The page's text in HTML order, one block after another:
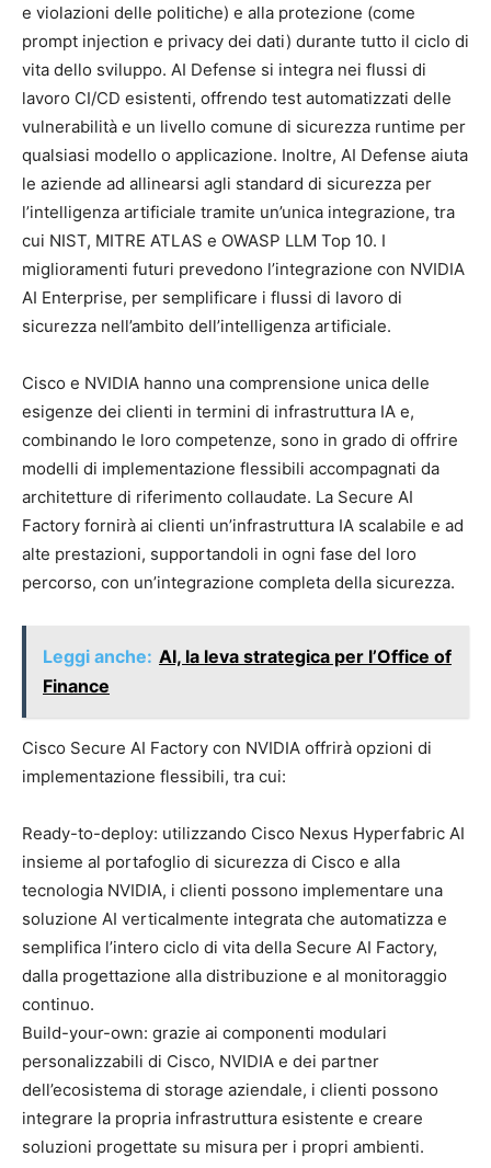
e violazioni delle politiche) e alla protezione (come
prompt injection e privacy dei dati) durante tutto il ciclo di
vita dello sviluppo. AI Defense si integra nei flussi di
lavoro CI/CD esistenti, offrendo test automatizzati delle
vulnerabilità e un livello comune di sicurezza runtime per
qualsiasi modello o applicazione. Inoltre, AI Defense aiuta
le aziende ad allinearsi agli standard di sicurezza per
l’intelligenza artificiale tramite un’unica integrazione, tra
cui NIST, MITRE ATLAS e OWASP LLM Top 10. I
miglioramenti futuri prevedono l’integrazione con NVIDIA
AI Enterprise, per semplificare i flussi di lavoro di
sicurezza nell’ambito dell’intelligenza artificiale.
Cisco e NVIDIA hanno una comprensione unica delle
esigenze dei clienti in termini di infrastruttura IA e,
combinando le loro competenze, sono in grado di offrire
modelli di implementazione flessibili accompagnati da
architetture di riferimento collaudate. La Secure AI
Factory fornirà ai clienti un’infrastruttura IA scalabile e ad
alte prestazioni, supportandoli in ogni fase del loro
percorso, con un’integrazione completa della sicurezza.
Leggi anche: AI, la leva strategica per l’Office of
Finance
Cisco Secure AI Factory con NVIDIA offrirà opzioni di
implementazione flessibili, tra cui:
Ready-to-deploy: utilizzando Cisco Nexus Hyperfabric AI
insieme al portafoglio di sicurezza di Cisco e alla
tecnologia NVIDIA, i clienti possono implementare una
soluzione AI verticalmente integrata che automatizza e
semplifica l’intero ciclo di vita della Secure AI Factory,
dalla progettazione alla distribuzione e al monitoraggio
continuo.
Build-your-own: grazie ai componenti modulari
personalizzabili di Cisco, NVIDIA e dei partner
dell’ecosistema di storage aziendale, i clienti possono
integrare la propria infrastruttura esistente e creare
soluzioni progettate su misura per i propri ambienti.